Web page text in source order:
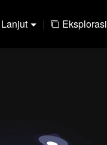
Lanjut | Eksplorasi